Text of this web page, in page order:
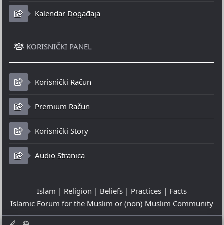
Kalendar Događaja
KORISNIČKI PANEL
Korisnički Račun
Premium Račun
Korisnički Story
Audio Stranica
Islam | Religion | Beliefs | Practices | Facts
Islamic Forum for the Muslim or (non) Muslim Community